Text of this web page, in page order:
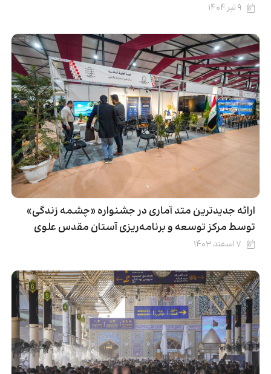
۹ تیر ۱۴۰۴
ارائه جدیدترین متد آماری در جشنواره «چشمه زندگی»
توسط مرکز توسعه و برنامه‌ریزی آستان مقدس علوی
۷ اسفند ۱۴۰۳